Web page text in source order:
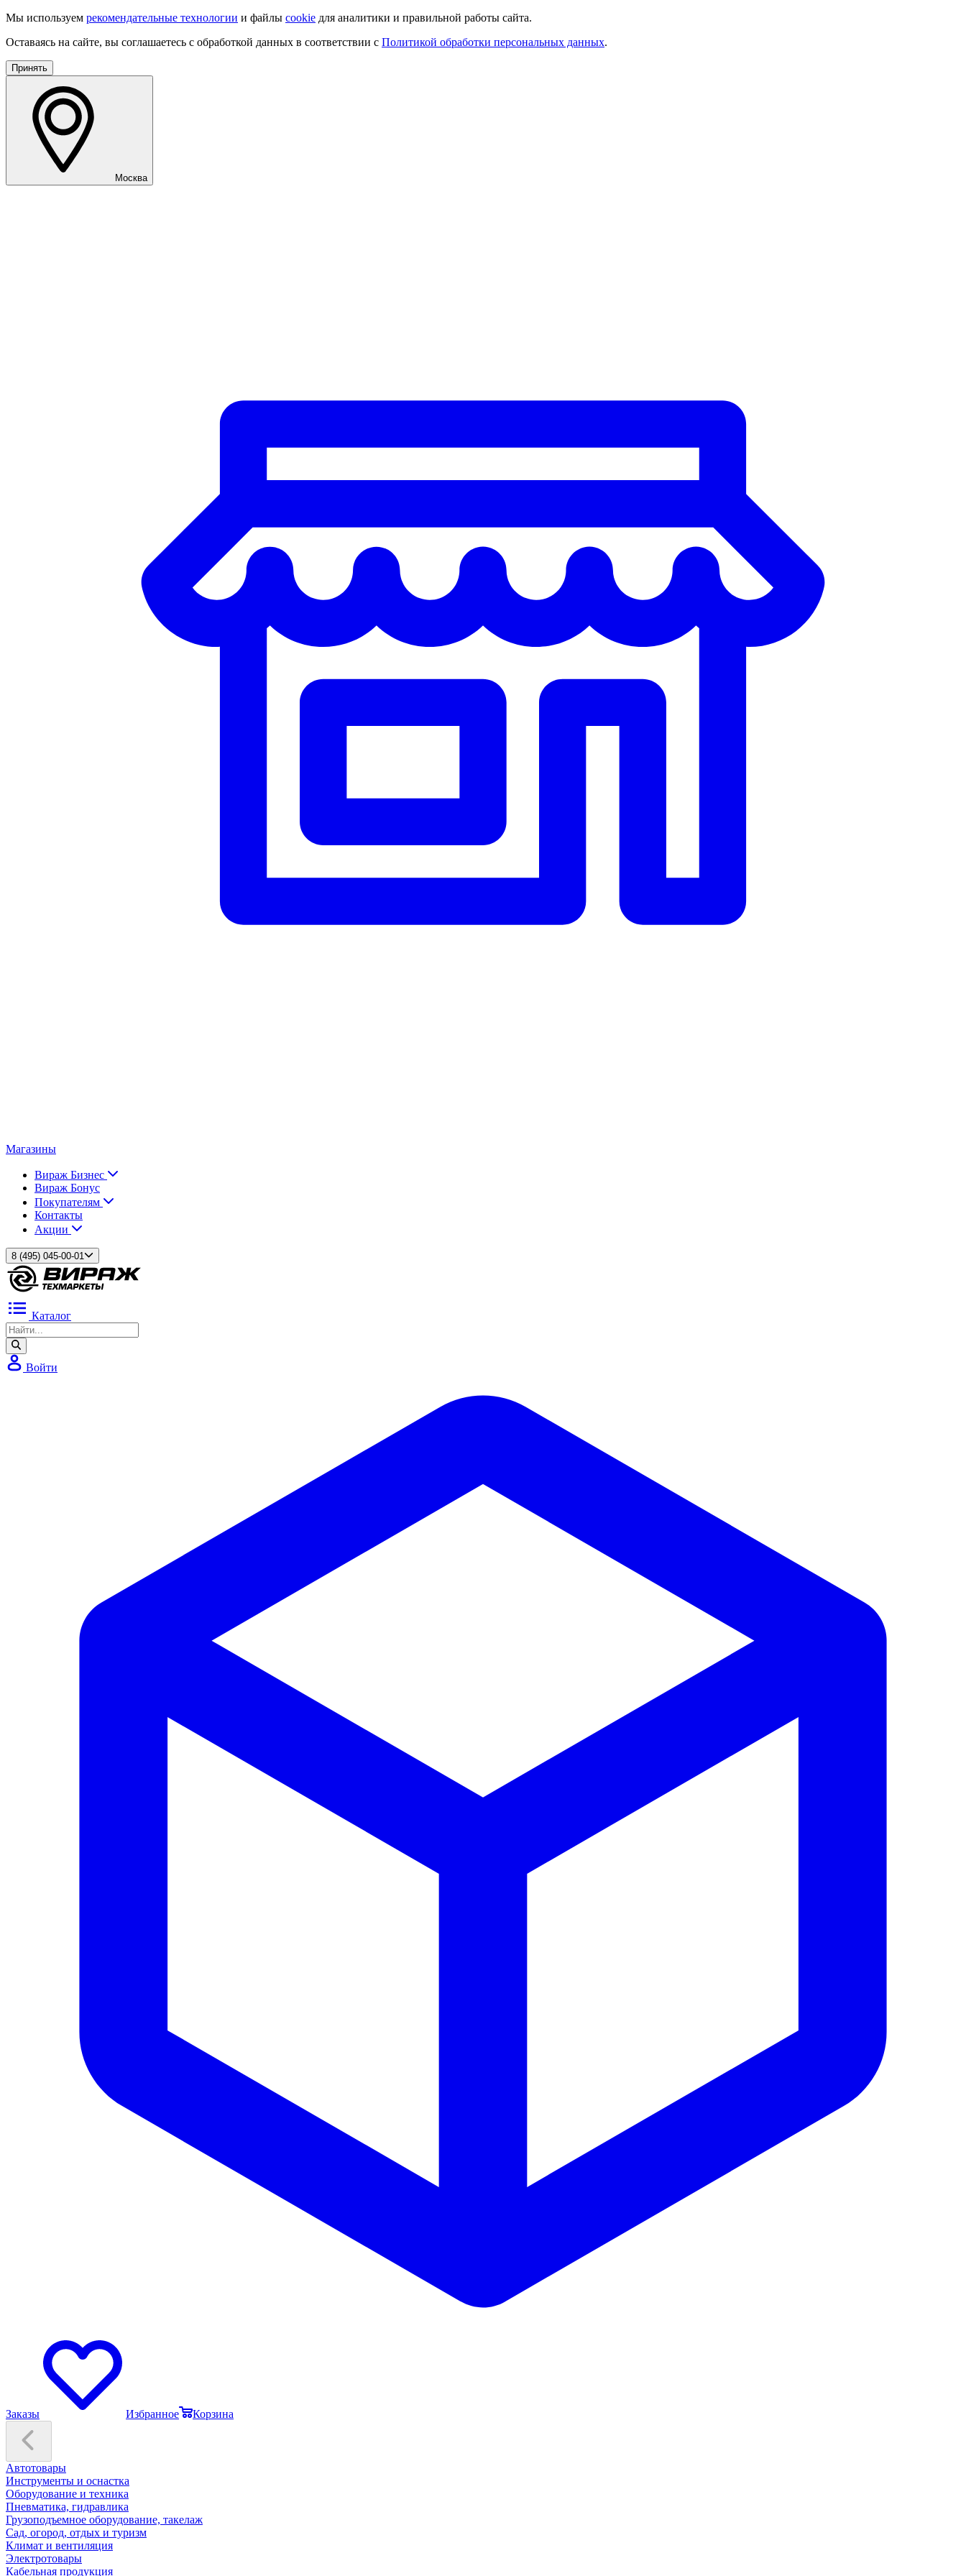
Мы используем рекомендательные технологии и файлы cookie для аналитики и правильной работы сайта.
Оставаясь на сайте, вы соглашаетесь с обработкой данных в соответствии с Политикой обработки персональных данных.
Принять
Москва
Магазины
Вираж Бизнес
Вираж Бонус
Покупателям
Контакты
Акции
8 (495) 045-00-01
Каталог
Войти
Заказы Избранное Корзина
Автотовары
Инструменты и оснастка
Оборудование и техника
Пневматика, гидравлика
Грузоподъемное оборудование, такелаж
Сад, огород, отдых и туризм
Климат и вентиляция
Электротовары
Кабельная продукция